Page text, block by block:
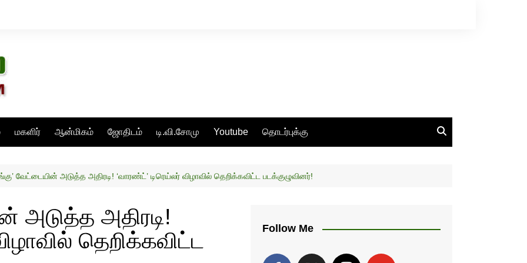
மகளிர் ஆன்மிகம் ஜோதிடம் டி.வி.சோமு Youtube தொடர்புக்கு
வேட்டையின் அடுத்த அதிரடி! ‘வாரண்ட்’ டிரெய்லர் விழாவில் தெறிக்கவிட்ட படக்குழுவினர்!
அடுத்த அதிரடி!
தெறிக்கவிட்ட
Follow Me